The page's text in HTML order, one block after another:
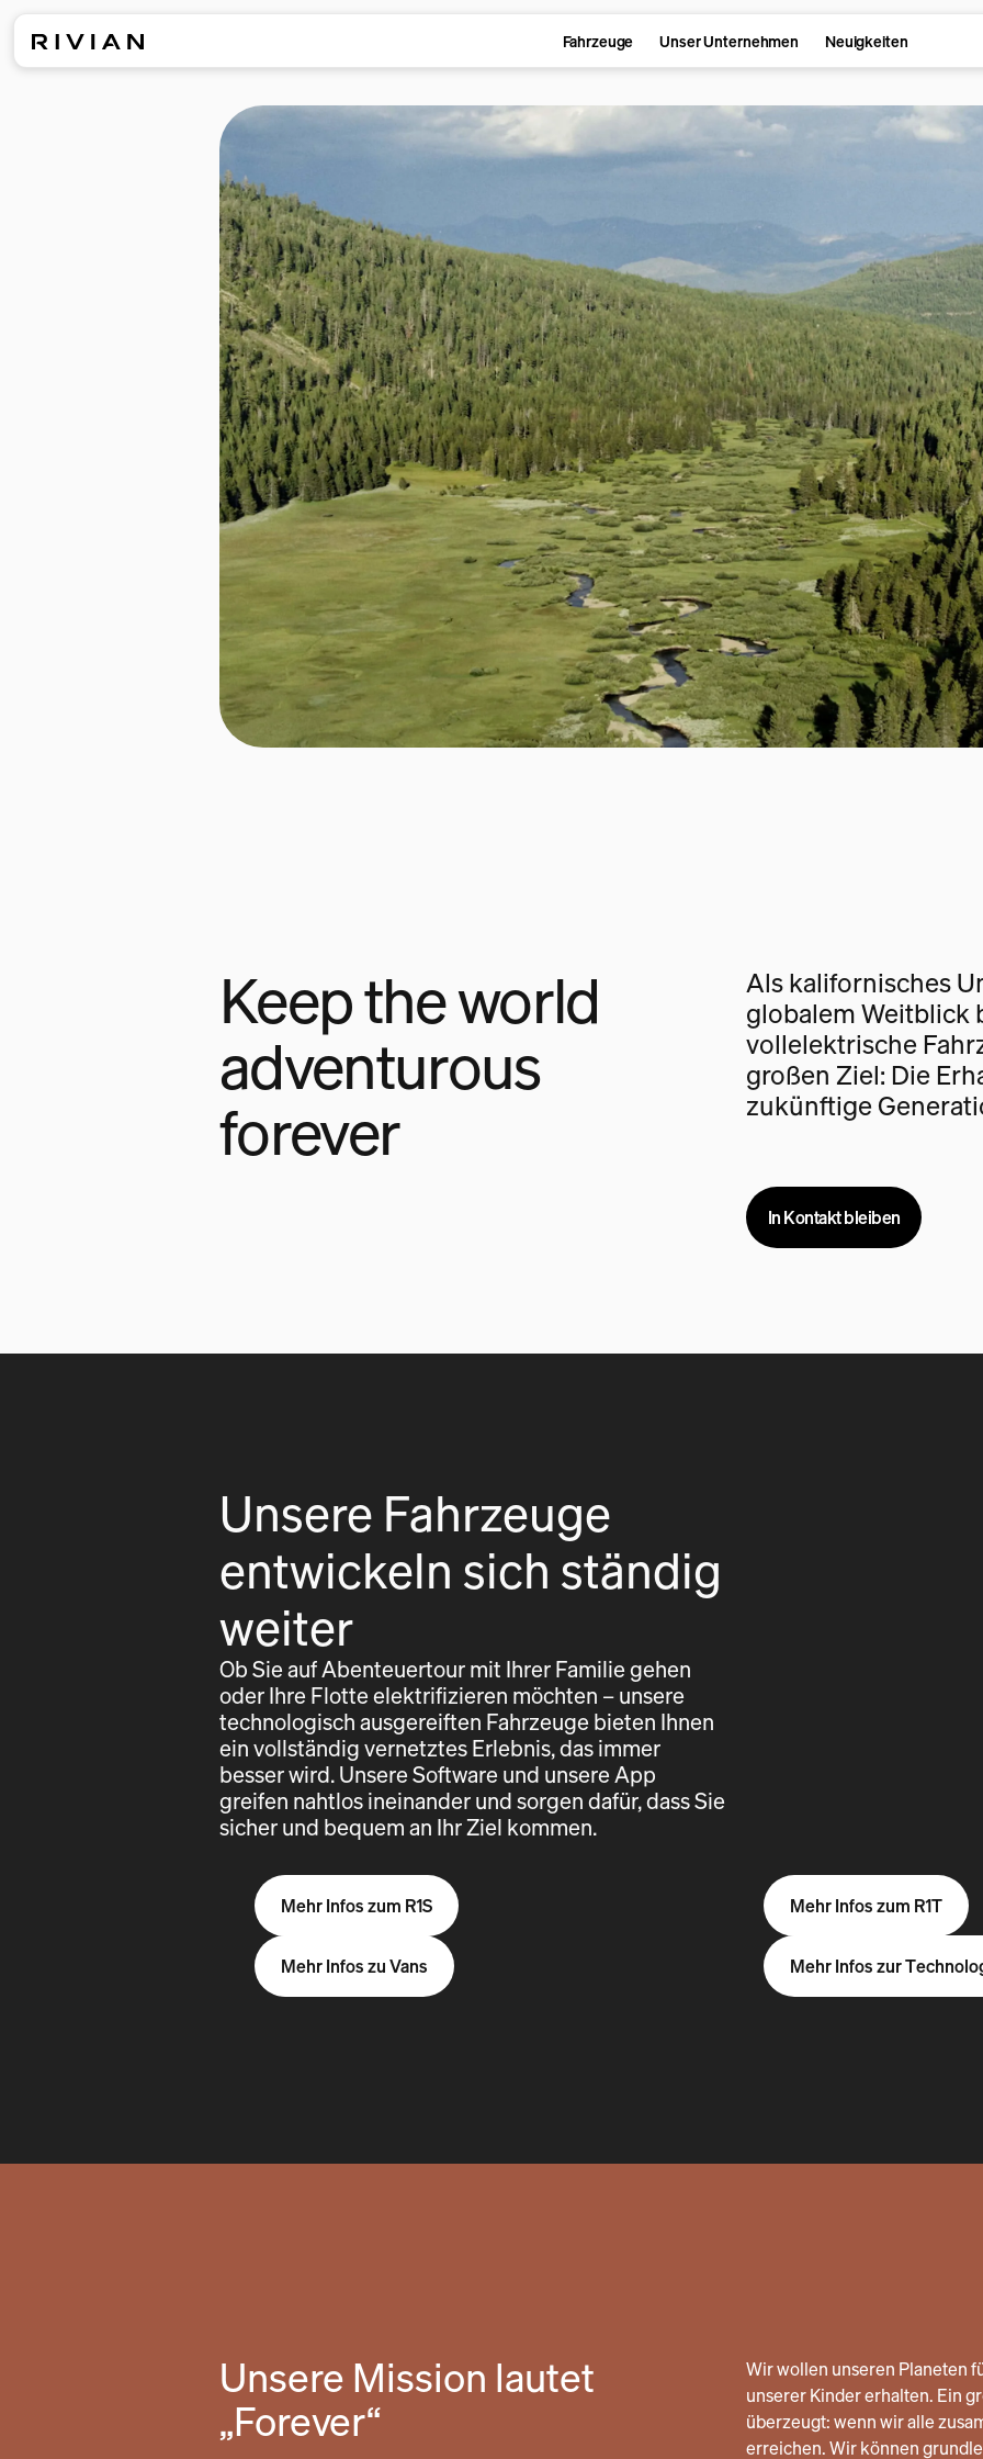
Fahrzeuge Unser Unternehmen Neuigkeiten
Keep the world
adventurous
forever
Als kalifornisches
globalem Weitblick
vollelektrische
großen Ziel: Die
zukünftige
In Kontakt bleiben
Unsere Fahrzeuge
entwickeln sich ständig
weiter
Ob Sie auf Abenteuertour mit Ihrer Familie gehen
oder Ihre Flotte elektrifizieren möchten – unsere
technologisch ausgereiften Fahrzeuge bieten Ihnen
ein vollständig vernetztes Erlebnis, das immer
besser wird. Unsere Software und unsere App
greifen nahtlos ineinander und sorgen dafür, dass Sie
sicher und bequem an Ihr Ziel kommen.
Mehr Infos zum R1S Mehr Infos zum R1T
Mehr Infos zu Vans Mehr Infos zur
Unsere Mission lautet
„Forever“
Wir wollen unseren Planeten
unserer Kinder erhalten. Ein
überzeugt: wenn wir alle
erreichen. Wir können